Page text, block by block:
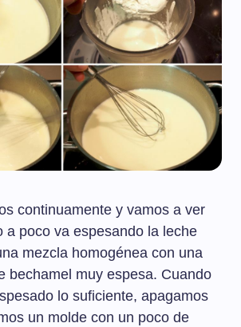
continuamente y vamos a ver
a poco va espesando la leche
mezcla homogénea con una
bechamel muy espesa. Cuando
lo suficiente, apagamos
un molde con un poco de